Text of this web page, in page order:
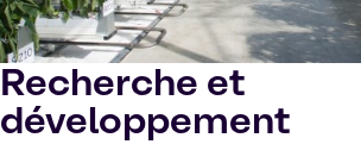
Recherche et
développement